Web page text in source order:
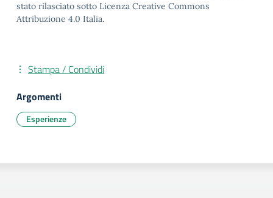
stato rilasciato sotto Licenza Creative Commons
Attribuzione 4.0 Italia.
Stampa / Condividi
Argomenti
Esperienze